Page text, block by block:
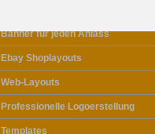
Banner für jeden Anlass
Ebay Shoplayouts
Web-Layouts
Professionelle Logoerstellung
Templates